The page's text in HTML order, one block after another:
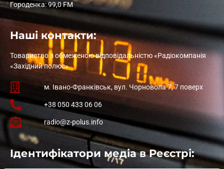
Городенка: 99,0 FM
Наші контакти:
Товариство з обмеженою відповідальністю «Радіокомпанія
«Західний полюс»
м. Івано-Франківськ, вул. Чорновола 7, 7 поверх
+38 050 433 06 06
radio@z-polus.info
Ідентифікатори медіа в Реєстрі: